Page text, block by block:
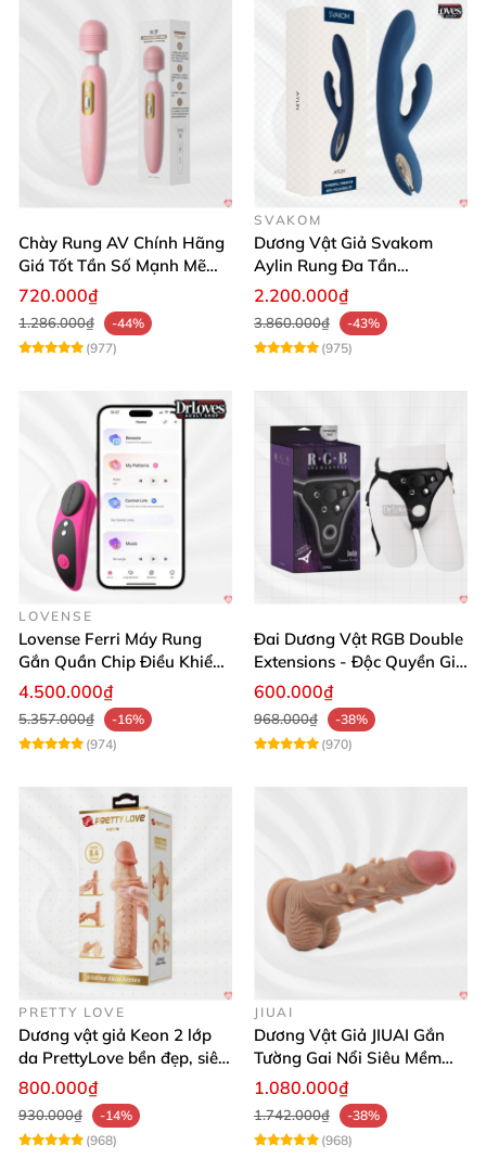
Chày Rung AV Chính Hãng
Giá Tốt Tần Số Mạnh Mẽ
Siêu Bền
720.000₫
1.286.000₫
-44%
(977)
SVAKOM
Dương Vật Giả Svakom
Aylin Rung Đa Tần
Massage Sung Sướng
2.200.000₫
3.860.000₫
-43%
(975)
LOVENSE
Lovense Ferri Máy Rung
Gắn Quần Chip Điều Khiển
App Tăng Hưng Phấn
4.500.000₫
5.357.000₫
-16%
(974)
Đai Dương Vật RGB Double
Extensions - Độc Quyền Giá
Sốc
600.000₫
968.000₫
-38%
(970)
PRETTY LOVE
Dương vật giả Keon 2 lớp
da PrettyLove bền đẹp, siêu
mềm mại
800.000₫
930.000₫
-14%
(968)
JIUAI
Dương Vật Giả JIUAI Gắn
Tường Gai Nổi Siêu Mềm
Thoải Mái Mua Ngay
1.080.000₫
1.742.000₫
-38%
(968)